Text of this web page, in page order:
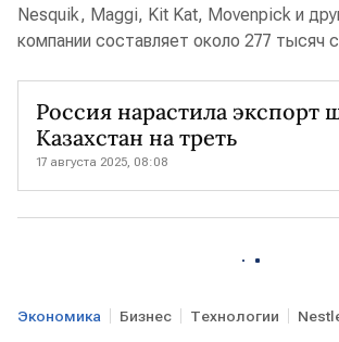
Nesquik, Maggi, Kit Kat, Movenpick и
компании составляет около 277 тысяч
Россия нарастила экспорт
Казахстан на треть
17 августа 2025, 08:08
Экономика Бизнес Технологии